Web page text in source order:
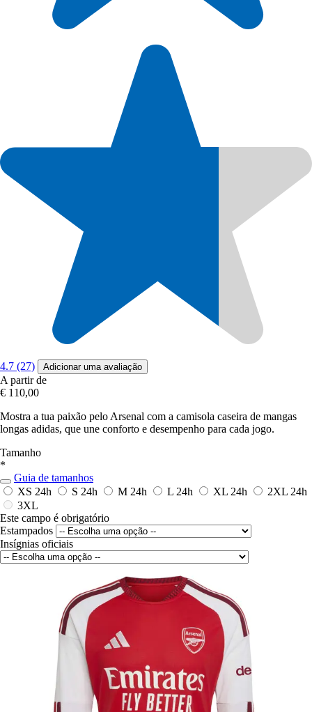
4.7 (27) Adicionar uma avaliação
A partir de
€ 110,00
Mostra a tua paixão pelo Arsenal com a camisola caseira de mangas
longas adidas, que une conforto e desempenho para cada jogo.
Tamanho
*
Guia de tamanhos
XS 24h S 24h M 24h L 24h XL 24h 2XL 24h
3XL
Este campo é obrigatório
Estampados
Insígnias oficiais